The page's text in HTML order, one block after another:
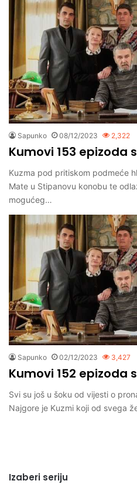
Sapunko 08/12/2023 2,322
Kumovi 153 epizoda
Kuzma pod pritiskom podmeće
Mate u Stipanovu konobu te
mogućeg…
Sapunko 02/12/2023 3,427
Kumovi 152 epizoda
Svi su još u šoku od vijesti o
Najgore je Kuzmi koji od svega
Izaberi seriju